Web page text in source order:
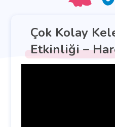
Çok Kolay
Etkinliği –